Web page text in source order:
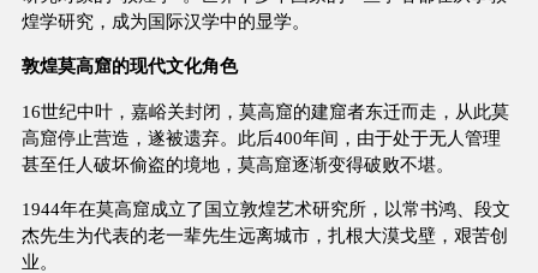
煌学研究，成为国际汉学中的显学。
敦煌莫高窟的现代文化角色
16世纪中叶，嘉峪关封闭，莫高窟的建窟者东迁而走，从此莫
高窟停止营造，遂被遗弃。此后400年间，由于处于无人管理
甚至任人破坏偷盗的境地，莫高窟逐渐变得破败不堪。
1944年在莫高窟成立了国立敦煌艺术研究所，以常书鸿、段文
杰先生为代表的老一辈先生远离城市，扎根大漠戈壁，艰苦创
业。